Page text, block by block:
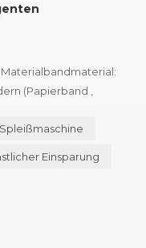
(Papierband ,
Dicke des
geeignet für 8mm
Minimum k...
Einsparung